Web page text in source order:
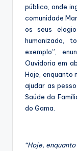
público, onde
comunidade
os seus
humanizado,
exemplo”,
Ouvidoria em
Hoje, enquanto
ajudar as
Saúde da
do Gama.
“Hoje,